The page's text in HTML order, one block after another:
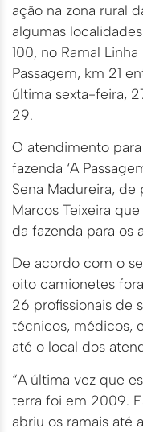
ação na zona rural
algumas
100, no Ramal
Passagem, km 21
última sexta-feira,
29.
O atendimento
fazenda ‘A
Sena Madureira,
Marcos Teixeira
da fazenda para os
De acordo com o
oito camionetes
26 profissionais de
técnicos, médicos,
até o local dos
“A última vez que
terra foi em 2009.
abriu os ramais até